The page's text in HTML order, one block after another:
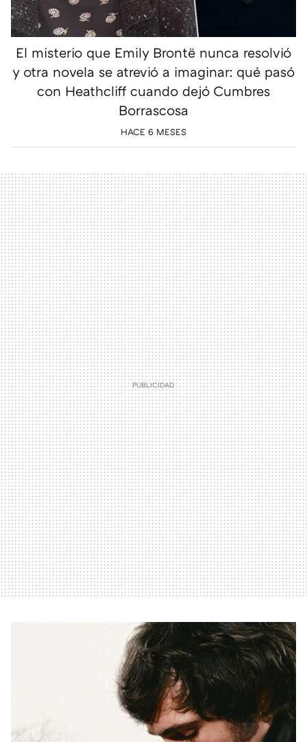
El misterio que Emily Brontë nunca resolvió
y otra novela se atrevió a imaginar: qué pasó
con Heathcliff cuando dejó Cumbres
Borrascosa
HACE 6 MESES